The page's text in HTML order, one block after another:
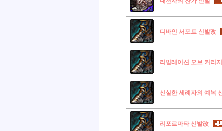
디바인 서포트 신발改
리빌레이션 오브 커리
신실한 세례자의 예복
리포르마타 신발改